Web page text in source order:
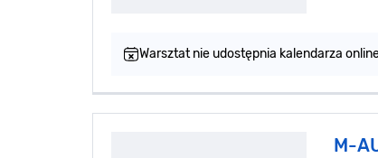
Warsztat nie udostępnia kalendarza
M-